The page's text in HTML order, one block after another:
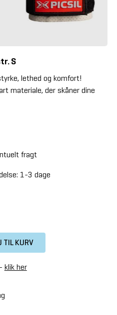
S
lethed og komfort!
materiale, der skåner dine
fragt
1-3 dage
TIL KURV
klik her